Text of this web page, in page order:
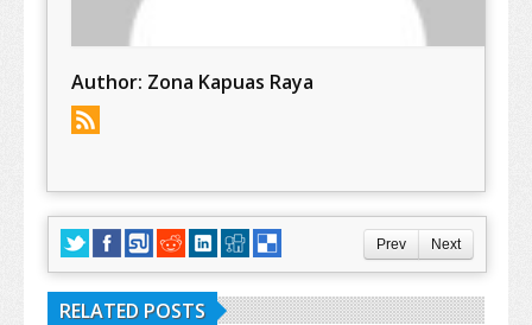
Author: Zona Kapuas Raya
Prev Next
RELATED POSTS